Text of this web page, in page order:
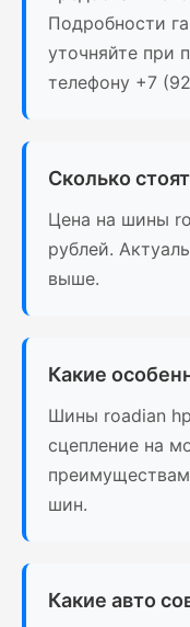
Подробности
уточняйте при
телефону +7
Сколько
Цена на шины
рублей.
выше.
Какие
Шины roadian
сцепление на
шин.
Какие авто